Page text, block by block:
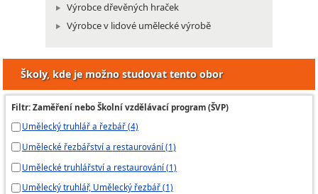
Výrobce dřevěných hraček
Výrobce v lidové umělecké výrobě
Školy, kde je možno studovat tento obor
Filtr: Zaměření nebo Školní vzdělávací program (ŠVP)
Umělecký truhlář a řezbář (4)
Umělecké řezbářství a restaurování (1)
Umělecké truhlářství a restaurování (1)
Umělecký truhlář, Umělecký řezbář (1)